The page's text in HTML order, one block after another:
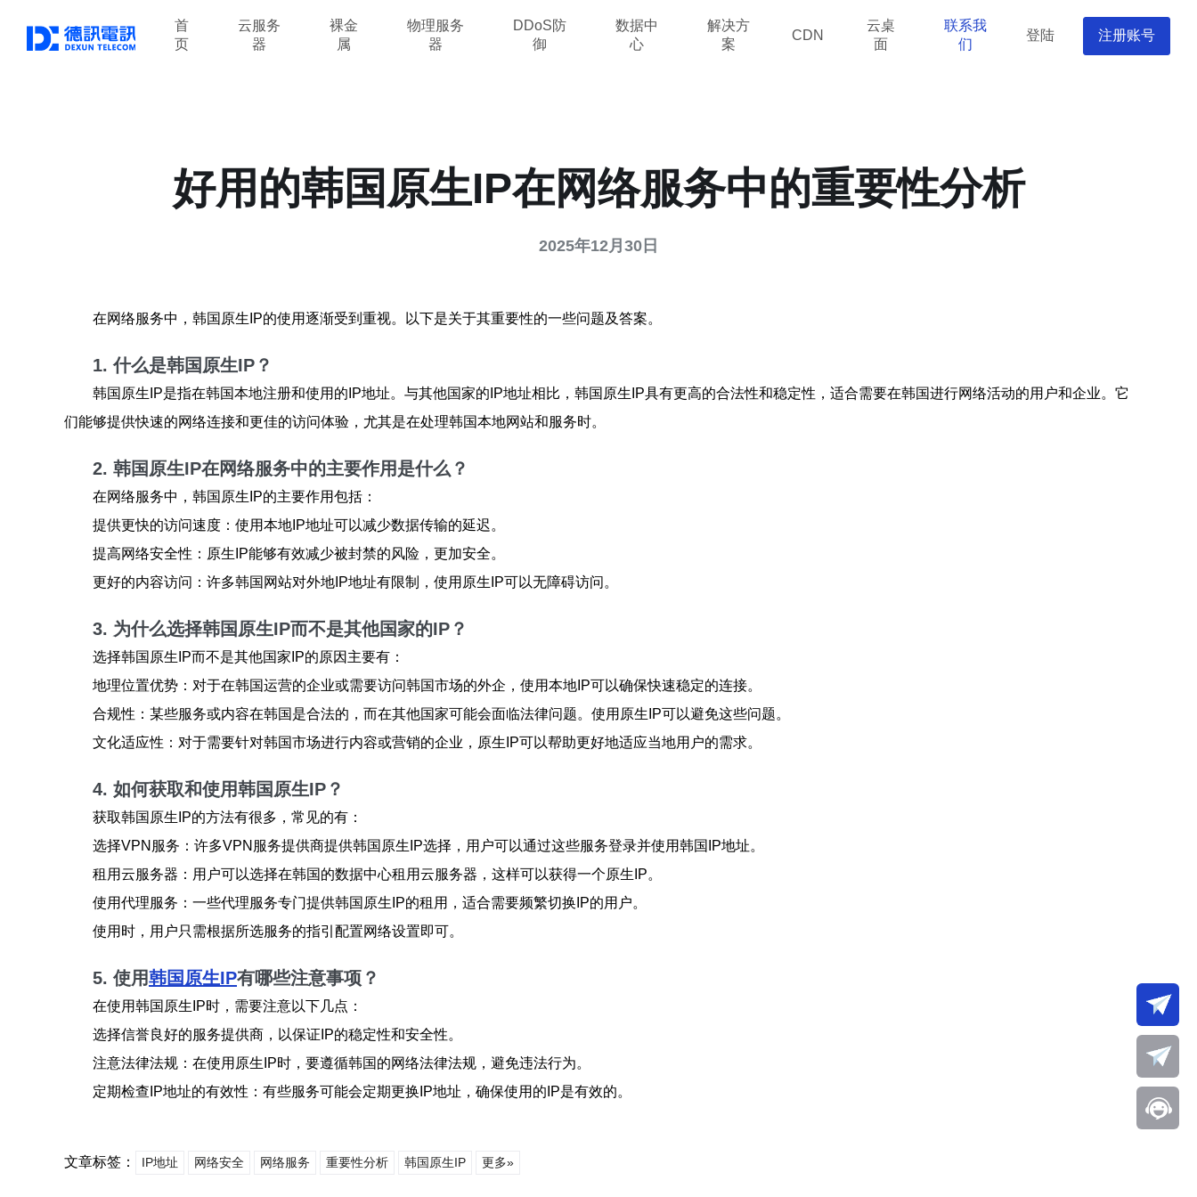
首
页
云服务
器
裸金
属
物理服务
器
DDoS防
御
数据中
心
解决方
案
CDN
云桌
面
联系我
们
登陆 注册账号
好用的韩国原生IP在网络服务中的重要性分析
2025年12月30日
在网络服务中，韩国原生IP的使用逐渐受到重视。以下是关于其重要性的一些问题及答案。
1. 什么是韩国原生IP？
韩国原生IP是指在韩国本地注册和使用的IP地址。与其他国家的IP地址相比，韩国原生IP具有更高的合法性和稳定性，适合需要在韩国进行网络活动的用户和企业。它
们能够提供快速的网络连接和更佳的访问体验，尤其是在处理韩国本地网站和服务时。
2. 韩国原生IP在网络服务中的主要作用是什么？
在网络服务中，韩国原生IP的主要作用包括：
提供更快的访问速度：使用本地IP地址可以减少数据传输的延迟。
提高网络安全性：原生IP能够有效减少被封禁的风险，更加安全。
更好的内容访问：许多韩国网站对外地IP地址有限制，使用原生IP可以无障碍访问。
3. 为什么选择韩国原生IP而不是其他国家的IP？
选择韩国原生IP而不是其他国家IP的原因主要有：
地理位置优势：对于在韩国运营的企业或需要访问韩国市场的外企，使用本地IP可以确保快速稳定的连接。
合规性：某些服务或内容在韩国是合法的，而在其他国家可能会面临法律问题。使用原生IP可以避免这些问题。
文化适应性：对于需要针对韩国市场进行内容或营销的企业，原生IP可以帮助更好地适应当地用户的需求。
4. 如何获取和使用韩国原生IP？
获取韩国原生IP的方法有很多，常见的有：
选择VPN服务：许多VPN服务提供商提供韩国原生IP选择，用户可以通过这些服务登录并使用韩国IP地址。
租用云服务器：用户可以选择在韩国的数据中心租用云服务器，这样可以获得一个原生IP。
使用代理服务：一些代理服务专门提供韩国原生IP的租用，适合需要频繁切换IP的用户。
使用时，用户只需根据所选服务的指引配置网络设置即可。
5. 使用韩国原生IP有哪些注意事项？
在使用韩国原生IP时，需要注意以下几点：
选择信誉良好的服务提供商，以保证IP的稳定性和安全性。
注意法律法规：在使用原生IP时，要遵循韩国的网络法律法规，避免违法行为。
定期检查IP地址的有效性：有些服务可能会定期更换IP地址，确保使用的IP是有效的。
文章标签： IP地址 网络安全 网络服务 重要性分析 韩国原生IP 更多»